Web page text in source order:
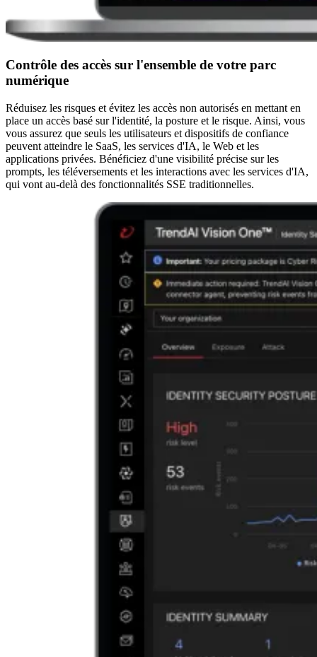
Contrôle des accès sur l'ensemble de votre parc
numérique
Réduisez les risques et évitez les accès non autorisés en mettant en
place un accès basé sur l'identité, la posture et le risque. Ainsi, vous
vous assurez que seuls les utilisateurs et dispositifs de confiance
peuvent atteindre le SaaS, les services d'IA, le Web et les
applications privées. Bénéficiez d'une visibilité précise sur les
prompts, les téléversements et les interactions avec les services d'IA,
qui vont au-delà des fonctionnalités SSE traditionnelles.